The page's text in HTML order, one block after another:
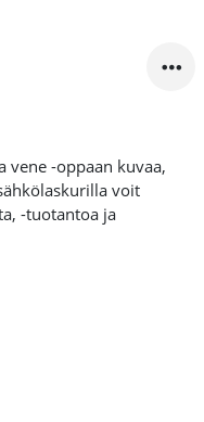
vene -oppaan kuvaa,
voit
-tuotantoa ja